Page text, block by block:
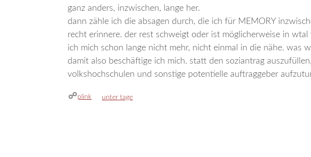
ganz anders, inzwischen, lange her.
dann zähle ich die absagen durch, die ich für MEMORY
recht erinnere. der rest schweigt oder ist möglicherweise in
ich mich schon lange nicht mehr, nicht einmal in die nähe. was
damit also beschäftige ich mich. statt den soziantrag
volkshochschulen und sonstige potentielle auftraggeber
plink kategorien
unter tage